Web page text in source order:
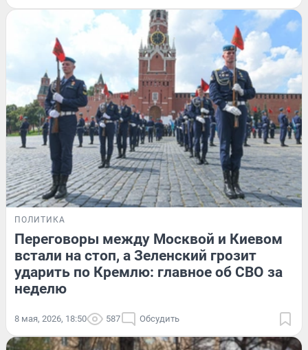
ПОЛИТИКА
Переговоры между Москвой и Киевом
встали на стоп, а Зеленский грозит
ударить по Кремлю: главное об СВО за
неделю
8 мая, 2026, 18:50 587 Обсудить